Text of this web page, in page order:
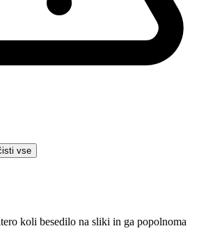
vse
koli besedilo na sliki in ga popolnoma